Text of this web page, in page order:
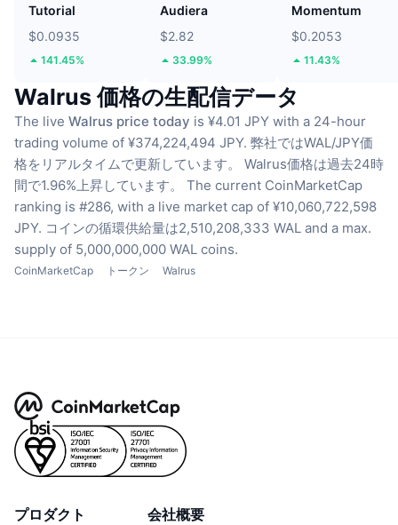
Tutorial
$0.0935
141.45%
Audiera
$2.82
33.99%
Momentum
$0.2053
11.43%
Walrus 価格の生配信データ
The live Walrus price today is ¥4.01 JPY with a 24-hour
trading volume of ¥374,224,494 JPY. 弊社ではWAL/JPY価
格をリアルタイムで更新しています。
Walrus価格は過去24時
間で1.96%上昇しています。
The current CoinMarketCap
ranking is #286, with a live market cap of ¥10,060,722,598
JPY. コインの循環供給量は2,510,208,333 WAL and a max.
supply of 5,000,000,000 WAL coins.
CoinMarketCap トークン Walrus
プロダクト 会社概要